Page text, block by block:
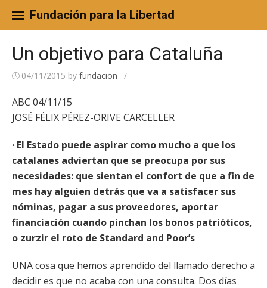
content
Fundación para la Libertad
Un objetivo para Cataluña
04/11/2015 by fundacion /
ABC 04/11/15
JOSÉ FÉLIX PÉREZ-ORIVE CARCELLER
· El Estado puede aspirar como mucho a que los
catalanes adviertan que se preocupa por sus
necesidades: que sientan el confort de que a fin de
mes hay alguien detrás que va a satisfacer sus
nóminas, pagar a sus proveedores, aportar
financiación cuando pinchan los bonos patrióticos,
o zurzir el roto de Standard and Poor’s
UNA cosa que hemos aprendido del llamado derecho a
decidir es que no acaba con una consulta. Dos días